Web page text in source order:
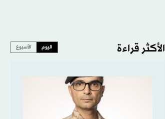
الأكثر قراءة اليوم الأسبوع